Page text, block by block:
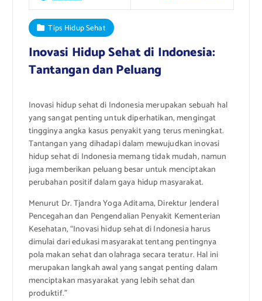
Tips Hidup Sehat
Inovasi Hidup Sehat di Indonesia:
Tantangan dan Peluang
Inovasi hidup sehat di Indonesia merupakan sebuah hal
yang sangat penting untuk diperhatikan, mengingat
tingginya angka kasus penyakit yang terus meningkat.
Tantangan yang dihadapi dalam mewujudkan inovasi
hidup sehat di Indonesia memang tidak mudah, namun
juga memberikan peluang besar untuk menciptakan
perubahan positif dalam gaya hidup masyarakat.
Menurut Dr. Tjandra Yoga Aditama, Direktur Jenderal
Pencegahan dan Pengendalian Penyakit Kementerian
Kesehatan, “Inovasi hidup sehat di Indonesia harus
dimulai dari edukasi masyarakat tentang pentingnya
pola makan sehat dan olahraga secara teratur. Hal ini
merupakan langkah awal yang sangat penting dalam
menciptakan masyarakat yang lebih sehat dan
produktif.”